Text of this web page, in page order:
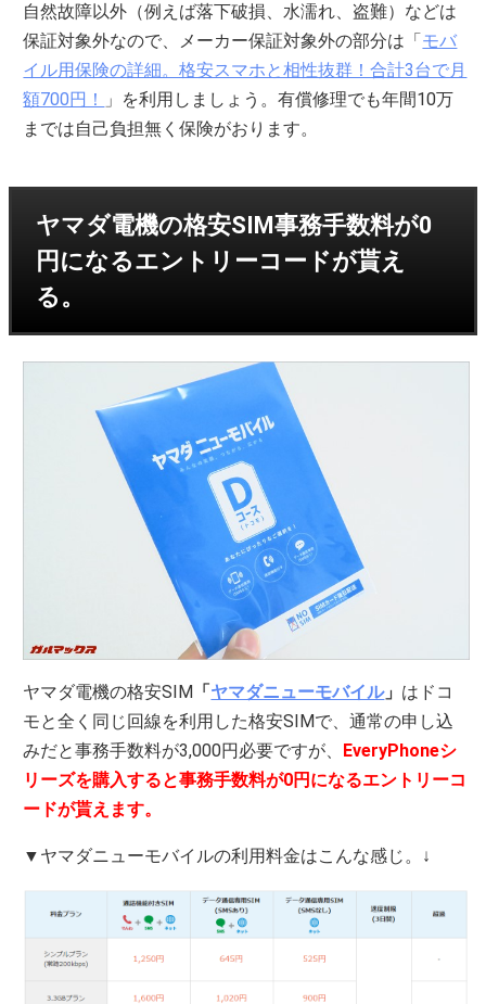
自然故障以外（例えば落下破損、水濡れ、盗難）などは
保証対象外なので、メーカー保証対象外の部分は「 モバ
イル用保険の詳細。格安スマホと相性抜群！合計3台で月
額700円！
」を利用しましょう。有償修理でも年間10万
までは自己負担無く保険がおります。
ヤマダ電機の格安SIM事務手数料が0
円になるエントリーコードが貰え
る。
ヤマダ電機の格安SIM 「ヤマダニューモバイル」 はドコ
モと全く同じ回線を利用した格安SIMで、通常の申し込
みだと事務手数料が3,000円必要ですが、 EveryPhoneシ
リーズを購入すると事務手数料が0円になるエントリーコ
ードが貰えます。
▼ヤマダニューモバイルの利用料金はこんな感じ。↓